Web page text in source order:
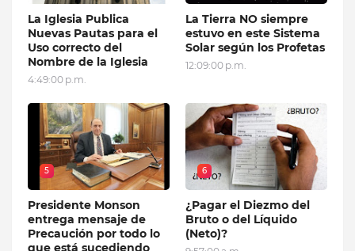
La Iglesia Publica
Nuevas Pautas para el
Uso correcto del
Nombre de la Iglesia
4:49:00 p.m.
La Tierra NO siempre
estuvo en este Sistema
Solar según los Profetas
12:09:00 p.m.
5
Presidente Monson
entrega mensaje de
Precaución por todo lo
que está sucediendo
6
¿Pagar el Diezmo del
Bruto o del Líquido
(Neto)?